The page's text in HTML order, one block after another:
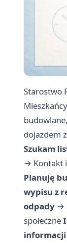
Starostwo
dojazdem
Szukam
→ Kontakt
Planuję
wypisu z
odpady →
społeczne